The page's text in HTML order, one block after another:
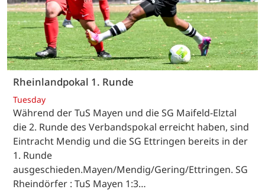
Rheinlandpokal 1. Runde
Tuesday
Während der TuS Mayen und die SG Maifeld-Elztal
die 2. Runde des Verbandspokal erreicht haben, sind
Eintracht Mendig und die SG Ettringen bereits in der
1. Runde
ausgeschieden.Mayen/Mendig/Gering/Ettringen. SG
Rheindörfer : TuS Mayen 1:3…